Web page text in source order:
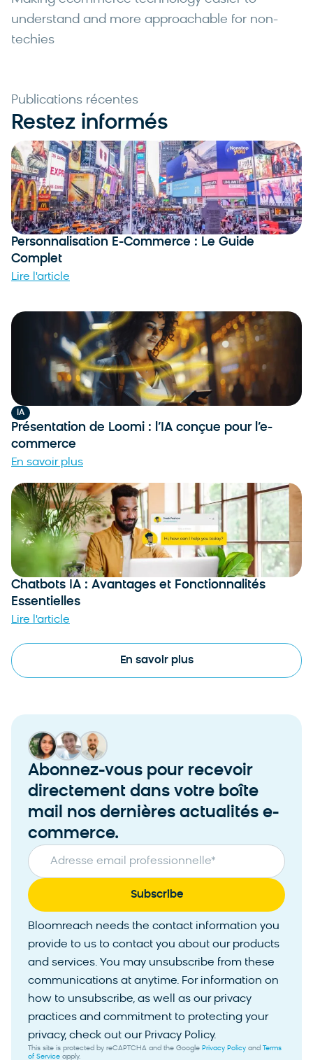
understand and more approachable for non-
techies
Publications récentes
Restez informés
Personnalisation E-Commerce : Le Guide
Complet
Lire l'article
IA
Présentation de Loomi : l’IA conçue pour l’e-
commerce
En savoir plus
Chatbots IA : Avantages et Fonctionnalités
Essentielles
Lire l'article
En savoir plus
Abonnez-vous pour recevoir
directement dans votre boîte
mail nos dernières actualités e-
commerce.
Adresse email professionnelle*
Bloomreach needs the contact information you
provide to us to contact you about our products
and services. You may unsubscribe from these
communications at anytime. For information on
how to unsubscribe, as well as our privacy
practices and commitment to protecting your
privacy, check out our Privacy Policy.
This site is protected by reCAPTCHA and the Google Privacy Policy and Terms
of Service apply.